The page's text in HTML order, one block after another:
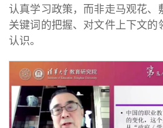
认真学习政策，而非走马观花、
关键词的把握、对文件上下文的
认识。